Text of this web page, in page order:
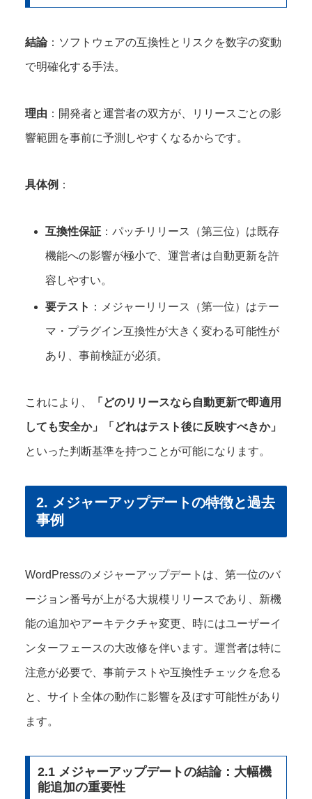
結論：ソフトウェアの互換性とリスクを数字の変動
で明確化する手法。
理由 ：開発者と運営者の双方が、リリースごとの影
響範囲を事前に予測しやすくなるからです。
具体例 ：
互換性保証 ：パッチリリース（第三位）は既存
機能への影響が極小で、運営者は自動更新を許
容しやすい。
要テスト ：メジャーリリース（第一位）はテー
マ・プラグイン互換性が大きく変わる可能性が
あり、事前検証が必須。
これにより、 「どのリリースなら自動更新で即適用
しても安全か」「どれはテスト後に反映すべきか」
といった判断基準を持つことが可能になります。
2. メジャーアップデートの特徴と過去
事例
WordPressのメジャーアップデートは、第一位のバ
ージョン番号が上がる大規模リリースであり、新機
能の追加やアーキテクチャ変更、時にはユーザーイ
ンターフェースの大改修を伴います。運営者は特に
注意が必要で、事前テストや互換性チェックを怠る
と、サイト全体の動作に影響を及ぼす可能性があり
ます。
2.1 メジャーアップデートの結論：大幅機
能追加の重要性